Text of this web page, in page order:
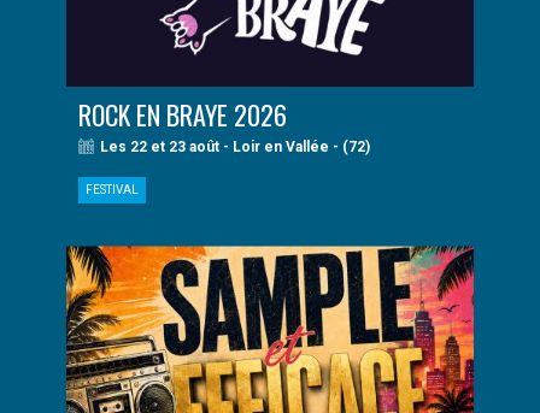
ROCK EN BRAYE 2026
Les 22 et 23 août - Loir en Vallée - (72)
FESTIVAL